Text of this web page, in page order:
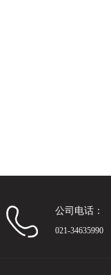
公司电话：
021-34635990